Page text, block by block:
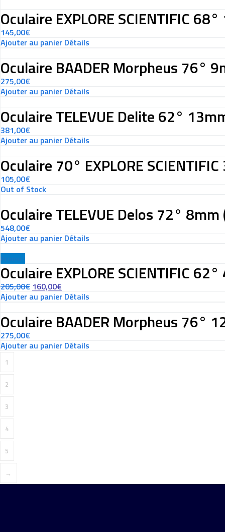
Oculaire EXPLORE SCIENTIFIC
145,00€
Ajouter au panier Détails
Oculaire BAADER Morpheus 76°
275,00€
Ajouter au panier Détails
Oculaire TELEVUE Delite 62°
381,00€
Ajouter au panier Détails
Oculaire 70° EXPLORE
105,00€
Out of Stock
Oculaire TELEVUE Delos 72°
548,00€
Ajouter au panier Détails
Promo !
Oculaire EXPLORE SCIENTIFIC
205,00€ 160,00€
Ajouter au panier Détails
Oculaire BAADER Morpheus 76°
275,00€
Ajouter au panier Détails
1
2
3
4
5
→